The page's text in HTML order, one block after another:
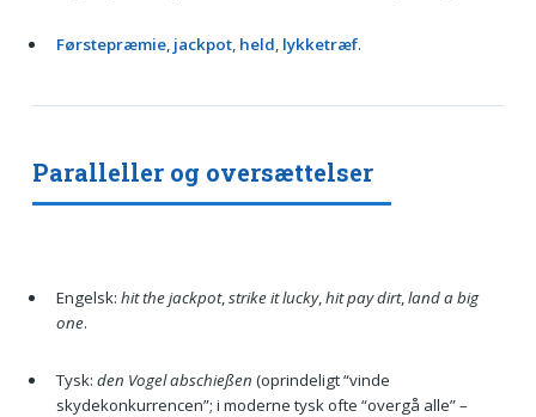
Førstepræmie, jackpot, held, lykketræf.
Paralleller og oversættelser
Engelsk: hit the jackpot,strike it lucky,hit pay dirt,land a big
one.
Tysk: den Vogel abschießen (oprindeligt “vinde
skydekonkurrencen”; i moderne tysk ofte “overgå alle” –